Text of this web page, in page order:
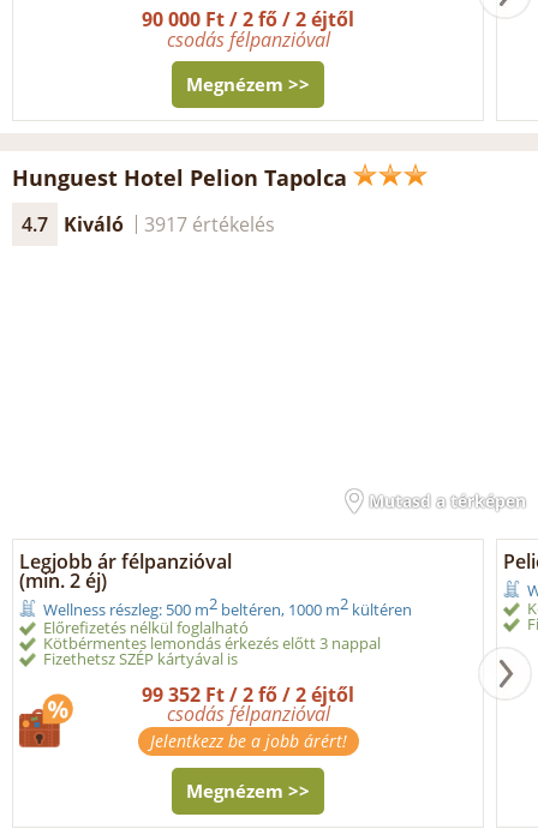
90 000 Ft / 2 fő / 2 éjtől
csodás félpanzióval
Megnézem >>
Hunguest Hotel Pelion Tapolca
4.7 Kiváló 3917 értékelés
Mutasd a térképen
Legjobb ár félpanzióval
(min. 2 éj)
Wellness részleg: 500 m2 beltéren, 1000 m2 kültéren
Előrefizetés nélkül foglalható
Kötbérmentes lemondás érkezés előtt 3 nappal
Fizethetsz SZÉP kártyával is
99 352 Ft / 2 fő / 2 éjtől
csodás félpanzióval
Jelentkezz be a jobb árért!
Megnézem >>